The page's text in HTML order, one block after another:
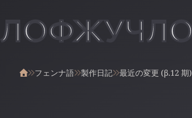
ЛОФЖУЧЛО
フェンナ語 製作日記 最近の変更 (β.12 期)